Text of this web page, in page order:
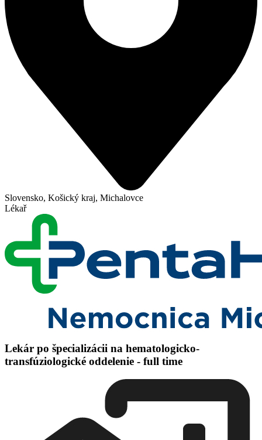
Slovensko, Košický kraj, Michalovce
Lékař
Lekár po špecializácii na hematologicko-
transfúziologické oddelenie - full time